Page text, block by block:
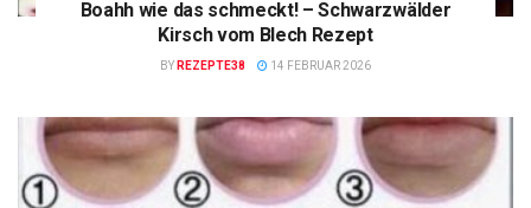
Boahh wie das schmeckt! – Schwarzwälder
Kirsch vom Blech Rezept
BY REZEPTE38 14 FEBRUAR 2026